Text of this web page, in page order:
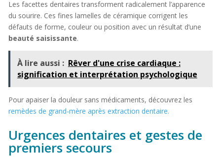
Les facettes dentaires transforment radicalement l’apparence
du sourire. Ces fines lamelles de céramique corrigent les
défauts de forme, couleur ou position avec un résultat d’une
beauté saisissante.
À lire aussi : Rêver d'une crise cardiaque :
signification et interprétation psychologique
Pour apaiser la douleur sans médicaments, découvrez les
remèdes de grand-mère après extraction dentaire.
Urgences dentaires et gestes de
premiers secours